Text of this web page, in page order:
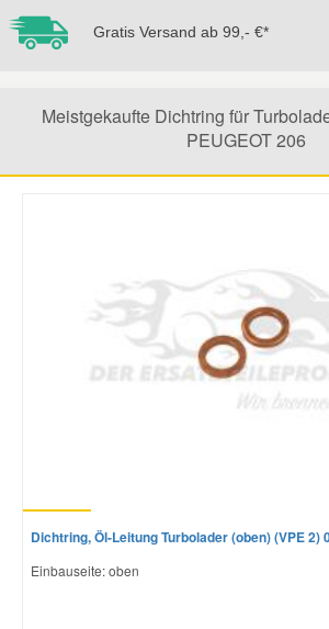
Gratis Versand ab 99,- €*
Meistgekaufte Dichtring für
PEUGEOT 206
Dichtring, Öl-Leitung Turbolader (oben) (VPE 2)
Einbauseite: oben
Kia Ersatzteile
Lancia Ersatzteile
Mazda Ersatzteile
Mini Ersatzteile
Mitsubishi Ersatzteile
Seat Ersatzteile